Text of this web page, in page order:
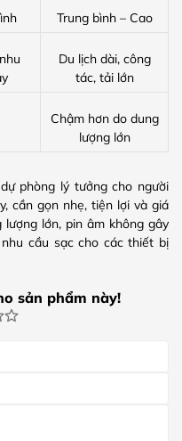
Trung bình – Cao
Du lịch dài, công
tác, tải lớn
Chậm hơn do dung
lượng lớn
phòng lý tưởng cho người
cần gọn nhẹ, tiện lợi và giá
lớn, pin âm không gây
cầu sạc cho các thiết bị
sản phẩm này!